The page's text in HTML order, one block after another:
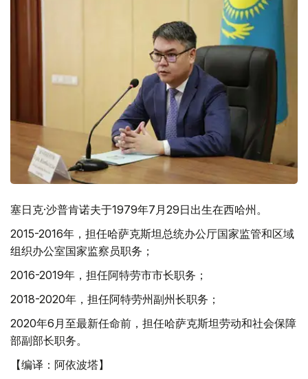
塞日克·沙普肯诺夫于1979年7月29日出生在西哈州。
2015-2016年，担任哈萨克斯坦总统办公厅国家监管和区域
组织办公室国家监察员职务；
2016-2019年，担任阿特劳市市长职务；
2018-2020年，担任阿特劳州副州长职务；
2020年6月至最新任命前，担任哈萨克斯坦劳动和社会保障
部副部长职务。
【编译：阿依波塔】